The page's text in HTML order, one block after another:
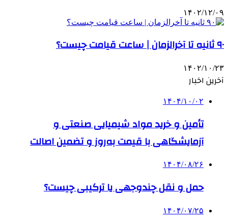
۱۴۰۲/۱۲/۰۹
۹۰ ثانیه تا آخرالزمان | ساعت قیامت چیست؟
۱۴۰۲/۱۰/۲۳
آخرین اخبار
۱۴۰۴/۱۰/۰۲
تأمین و خرید مواد شیمیایی صنعتی و
آزمایشگاهی با قیمت به‌روز و تضمین اصالت
۱۴۰۴/۰۸/۲۶
حمل و نقل چندوجهی یا ترکیبی چیست؟
۱۴۰۴/۰۷/۲۵